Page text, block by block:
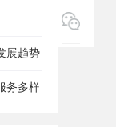
展趋势
务多样